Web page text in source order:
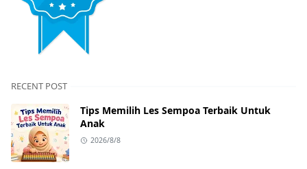
RECENT POST
Tips Memilih Les Sempoa Terbaik Untuk
Anak
2026/8/8